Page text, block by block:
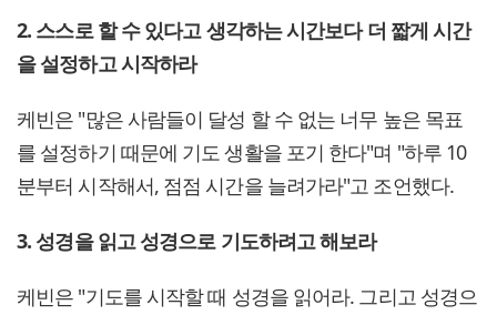
2. 스스로 할 수 있다고 생각하는 시간보다 더 짧게 시간
을 설정하고 시작하라
케빈은 "많은 사람들이 달성 할 수 없는 너무 높은 목표
를 설정하기 때문에 기도 생활을 포기 한다"며 "하루 10
분부터 시작해서, 점점 시간을 늘려가라"고 조언했다.
3. 성경을 읽고 성경으로 기도하려고 해보라
케빈은 "기도를 시작할 때 성경을 읽어라. 그리고 성경으